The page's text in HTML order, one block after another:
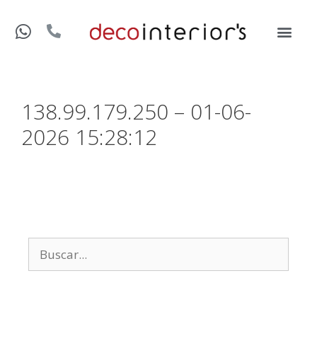
138.99.179.250 – 01-06-
2026 15:28:12